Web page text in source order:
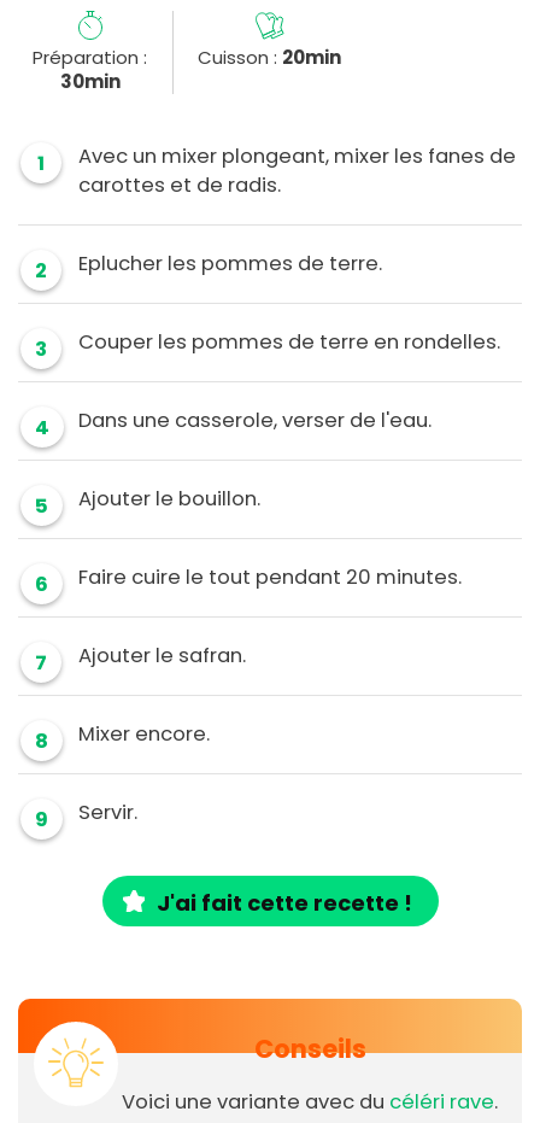
Préparation :
30min
Cuisson : 20min
1
Avec un mixer plongeant, mixer les fanes de
carottes et de radis.
2 Eplucher les pommes de terre.
3 Couper les pommes de terre en rondelles.
4 Dans une casserole, verser de l'eau.
5 Ajouter le bouillon.
6 Faire cuire le tout pendant 20 minutes.
7 Ajouter le safran.
8 Mixer encore.
9 Servir.
J'ai fait cette recette !
Conseils
Voici une variante avec du céléri rave.